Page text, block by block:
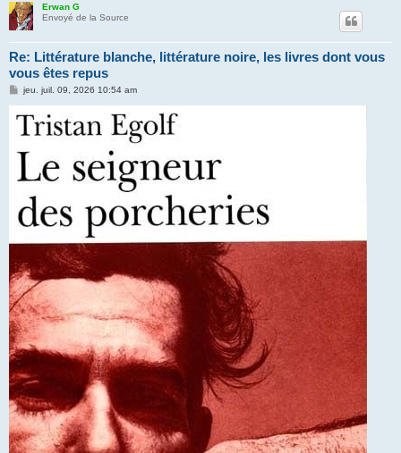
Erwan G
Envoyé de la Source
Re: Littérature blanche, littérature noire, les livres dont vous
vous êtes repus
M
a
e
jeu. juil. 09, 2026 10:54 am